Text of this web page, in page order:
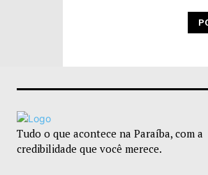
Tudo o que acontece na Paraíba, com a
credibilidade que você merece.